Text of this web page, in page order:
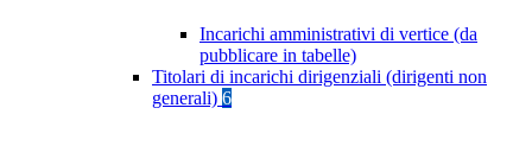
Incarichi amministrativi di vertice (da
pubblicare in tabelle)
Titolari di incarichi dirigenziali (dirigenti non
generali) 6